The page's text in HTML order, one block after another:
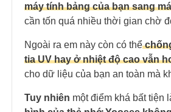
máy tính bảng của bạn sang
cần tốn quá nhiều thời gian chờ
Ngoài ra em này còn có thể
tia UV hay ở nhiệt độ cao vẫn
cho dữ liệu của bạn an toàn mà
Tuy nhiên một điểm khá bất tiện